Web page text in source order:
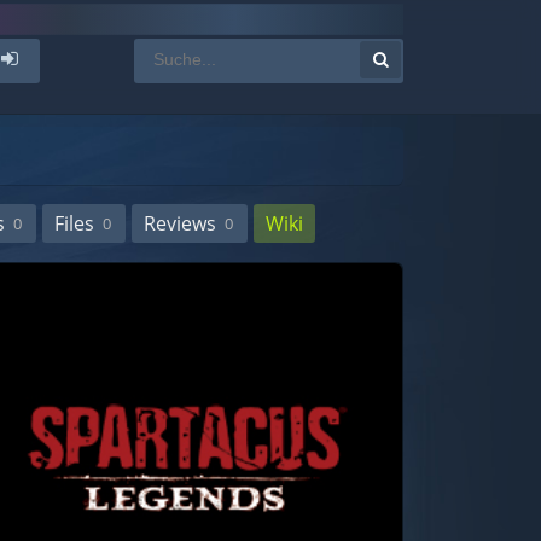
0 Files 0 Reviews 0 Wiki